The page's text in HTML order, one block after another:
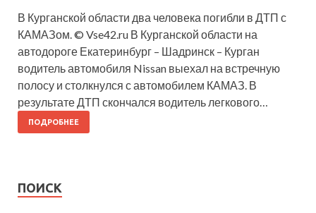
В Курганской области два человека погибли в ДТП с
КАМАЗом. © Vse42.ru В Курганской области на
автодороге Екатеринбург – Шадринск – Курган
водитель автомобиля Nissan выехал на встречную
полосу и столкнулся с автомобилем КАМАЗ. В
результате ДТП скончался водитель легкового…
ПОДРОБНЕЕ
ПОИСК